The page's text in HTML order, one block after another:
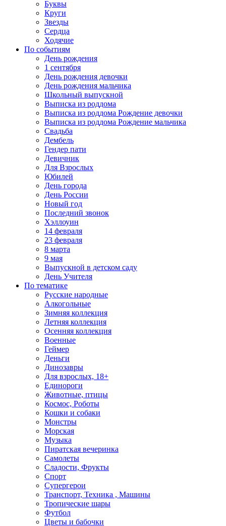
Буквы
Круги
Звезды
Сердца
Ходячие
По событиям
День рождения
1 сентября
День рождения девочки
День рождения мальчика
Школьный выпускной
Выписка из роддома
Выписка из роддома Рождение девочки
Выписка из роддома Рождение мальчика
Свадьба
Дембель
Гендер пати
Девичник
Для Взрослых
Юбилей
День города
День России
Новый год
Последний звонок
Хэллоуин
14 февраля
23 февраля
8 марта
9 мая
Выпускной в детском саду
День Учителя
По тематике
Русские народные
Алкогольные
Зимняя коллекция
Летняя коллекция
Осенняя коллекция
Военные
Геймер
Деньги
Динозавры
Для взрослых, 18+
Единороги
Животные, птицы
Космос, Роботы
Кошки и собаки
Монстры
Морская
Музыка
Пиратская вечеринка
Самолеты
Сладости, Фрукты
Спорт
Супергерои
Транспорт, Техника , Машины
Тропические шары
Футбол
Цветы и бабочки